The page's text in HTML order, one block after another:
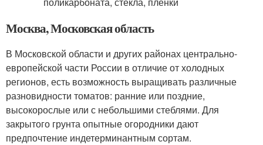
Москва, Московская область
В Московской области и других районах центрально-
европейской части России в отличие от холодных
регионов, есть возможность выращивать различные
разновидности томатов: ранние или поздние,
высокорослые или с небольшими стеблями. Для
закрытого грунта опытные огородники дают
предпочтение индетерминантным сортам.